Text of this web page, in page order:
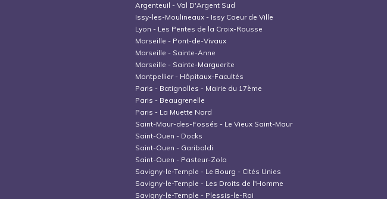
Argenteuil -Val D'Argent Sud
Issy-les-Moulineaux - Issy Coeur de Ville
Lyon - Les Pentes de la Croix-Rousse
Marseille - Pont-de-Vivaux
Marseille - Sainte-Anne
Marseille - Sainte-Marguerite
Montpellier- Hôpitaux-Facultés
Paris - Batignolles - Mairie du 17ème
Paris - Beaugrenelle
Paris - La Muette Nord
Saint-Maur-des-Fossés - Le Vieux Saint-Maur
Saint-Ouen - Docks
Saint-Ouen - Garibaldi
Saint-Ouen - Pasteur-Zola
Savigny-le-Temple - Le Bourg - Cités Unies
Savigny-le-Temple - Les Droits de l'Homme
Savigny-le-Temple - Plessis-le-Roi